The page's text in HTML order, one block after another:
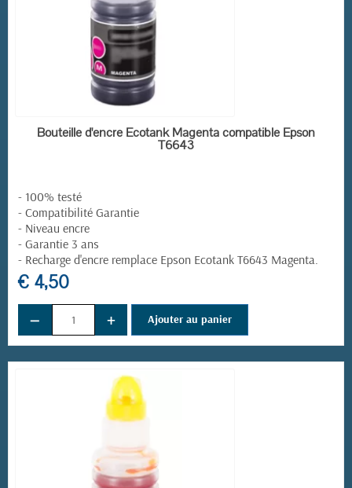
EN STOCK
Bouteille d'encre Ecotank Magenta compatible Epson
T6643
- 100% testé
- Compatibilité Garantie
- Niveau encre
- Garantie 3 ans
- Recharge d'encre remplace Epson Ecotank T6643 Magenta
€ 4,50
− + Ajouter au panier